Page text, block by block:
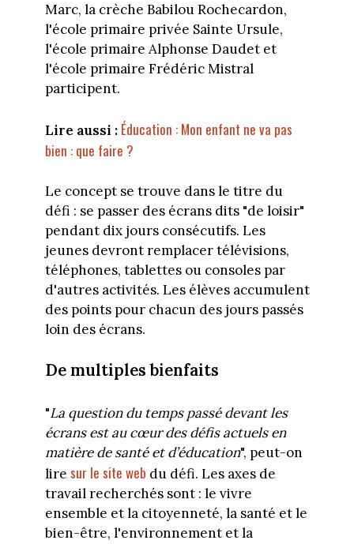
Marc, la crèche Babilou Rochecardon,
l'école primaire privée Sainte Ursule,
l'école primaire Alphonse Daudet et
l'école primaire Frédéric Mistral
participent.
Lire aussi : Éducation : Mon enfant ne va pas
bien : que faire ?
Le concept se trouve dans le titre du
défi : se passer des écrans dits "de loisir"
pendant dix jours consécutifs. Les
jeunes devront remplacer télévisions,
téléphones, tablettes ou consoles par
d'autres activités. Les élèves accumulent
des points pour chacun des jours passés
loin des écrans.
De multiples bienfaits
"La question du temps passé devant les
écrans est au cœur des défis actuels en
matière de santé et d’éducation", peut-on
lire sur le site web du défi. Les axes de
travail recherchés sont : le vivre
ensemble et la citoyenneté, la santé et le
bien-être, l'environnement et la